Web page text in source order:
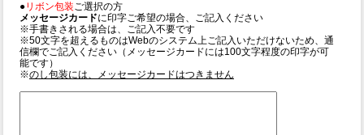
●リボン包装ご選択の方
メッセージカードに印字ご希望の場合、ご記入ください
※手書きされる場合は、ご記入不要です
※50文字を超えるものはWebのシステム上ご記入いただけないため、通
信欄でご記入ください（メッセージカードには100文字程度の印字が可
能です）
※のし包装には、メッセージカードはつきません